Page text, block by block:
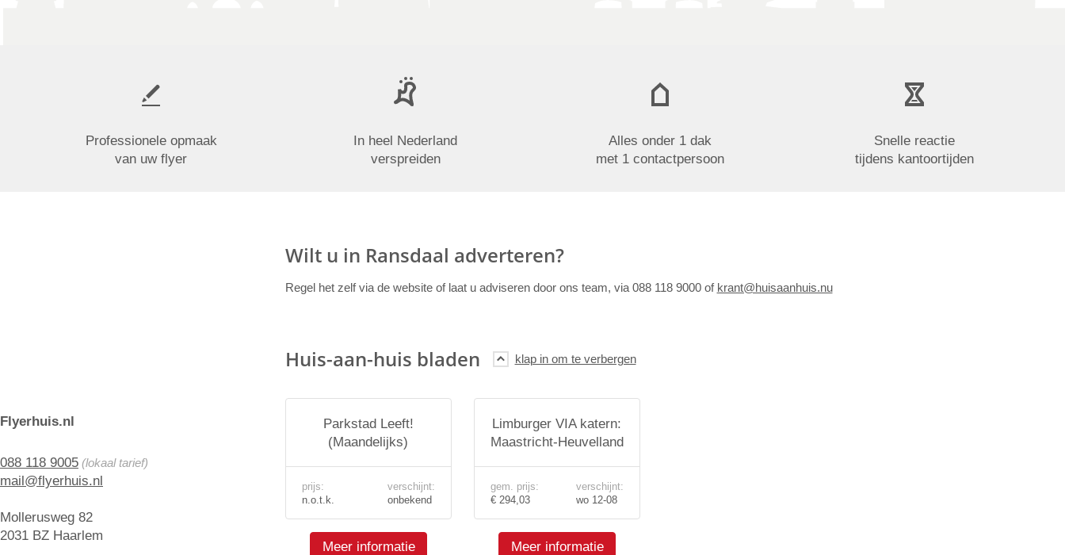
Professionele opmaak
van uw flyer
In heel Nederland
verspreiden
Alles onder 1 dak
met 1 contactpersoon
Snelle reactie
tijdens kantoortijden
Flyerhuis.nl
088 118 9005 (lokaal tarief)
mail@flyerhuis.nl
Mollerusweg 82
2031 BZ Haarlem
Wilt u in Ransdaal adverteren?
Regel het zelf via de website of laat u adviseren door ons team, via 088 118 9000 of krant@huisaanhuis.nu
Huis-aan-huis bladen
Parkstad Leeft!
(Maandelijks)
prijs:
n.o.t.k.
verschijnt:
onbekend
Meer informatie
Limburger VIA katern:
Maastricht-Heuvelland
gem. prijs:
€ 294,03
verschijnt:
wo 12-08
Meer informatie